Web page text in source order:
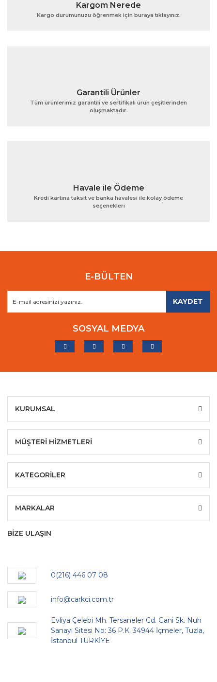
Ürün açıklamasında eksik bilgiler bulunuyor.
Gönder
Kargom Nerede
Kargo durumunuzu öğrenmek için buraya tıklayınız.
Garantili Ürünler
Tüm ürünlerimiz garantili ve sertifikalı ürün çeşitlerinden
oluşmaktadır.
Havale ile Ödeme
Kredi kartına taksit ve banka havalesi ile kolay ödeme
seçenekleri
E-BÜLTEN
KAYDET
SOSYAL MEDYA
KURUMSAL
MÜŞTERİ HİZMETLERİ
KATEGORİLER
MARKALAR
BİZE ULAŞIN
0(216) 446 07 08
info@carkci.com.tr
Evliya Çelebi Mh. Tersaneler Cd. Gani Sk. Nuh
Sanayi Sitesi No: 36 P.K. 34944 İçmeler, Tuzla,
İstanbul TÜRKİYE